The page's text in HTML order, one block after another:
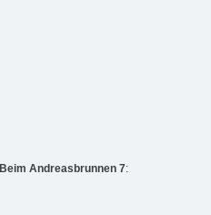
Beim Andreasbrunnen 7: